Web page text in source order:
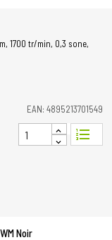
1700 tr/min, 0,3 sone,
EAN: 4895213701549
format_list_numbered
Noir